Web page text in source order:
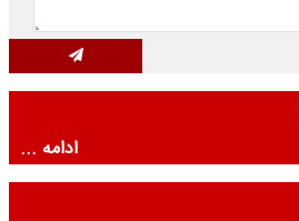
ادامه ...